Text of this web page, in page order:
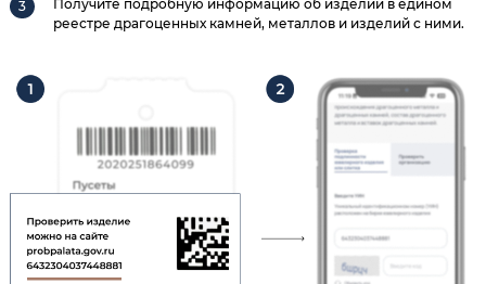
Получите подробную информацию об изделии в едином
реестре драгоценных камней, металлов и изделий с ними.